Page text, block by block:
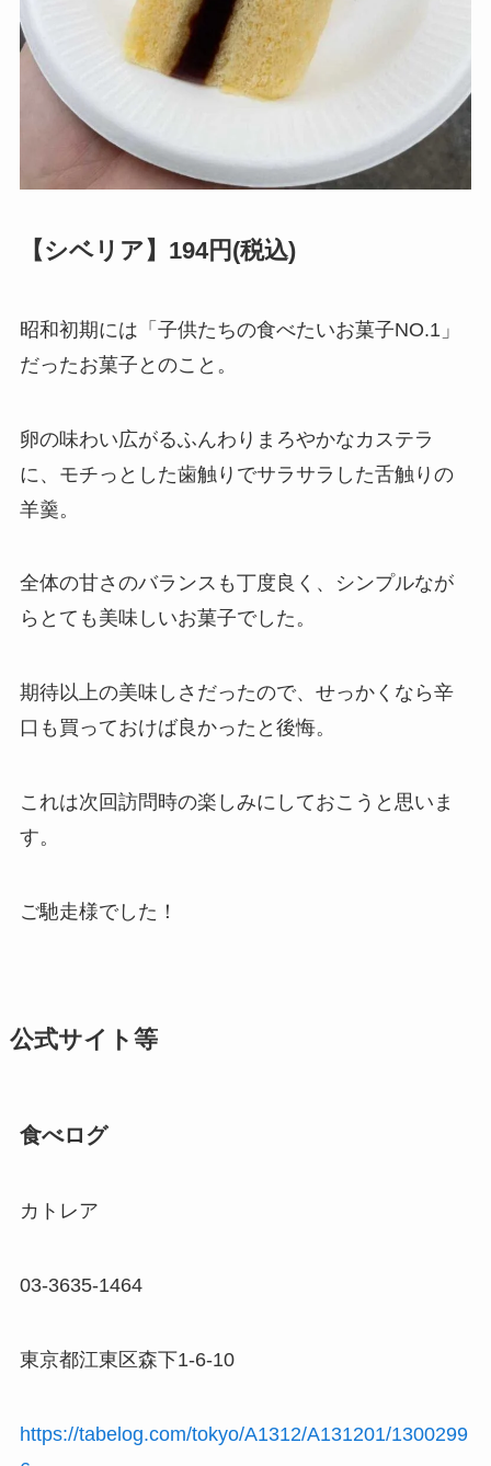
【シベリア】194円(税込)
昭和初期には「子供たちの食べたいお菓子NO.1」
だったお菓子とのこと。
卵の味わい広がるふんわりまろやかなカステラ
に、モチっとした歯触りでサラサラした舌触りの
羊羹。
全体の甘さのバランスも丁度良く、シンプルなが
らとても美味しいお菓子でした。
期待以上の美味しさだったので、せっかくなら辛
口も買っておけば良かったと後悔。
これは次回訪問時の楽しみにしておこうと思いま
す。
ご馳走様でした！
公式サイト等
食べログ
カトレア
03-3635-1464
東京都江東区森下1-6-10
https://tabelog.com/tokyo/A1312/A131201/1300299